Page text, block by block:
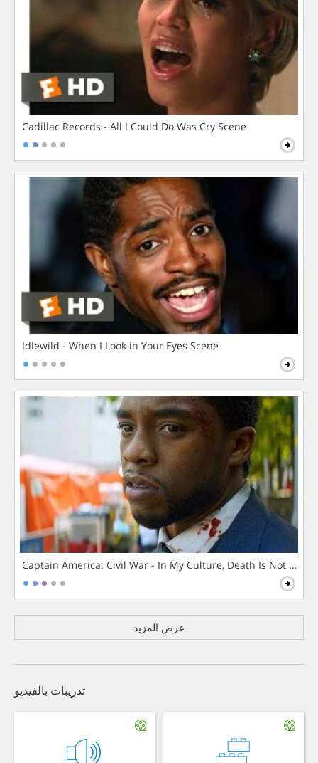
Cadillac Records - All I Could Do Was Cry Scene
Idlewild - When I Look in Your Eyes Scene
Captain America: Civil War - In My Culture, Death Is Not The
عرض المزيد
تدريبات بالفيديو